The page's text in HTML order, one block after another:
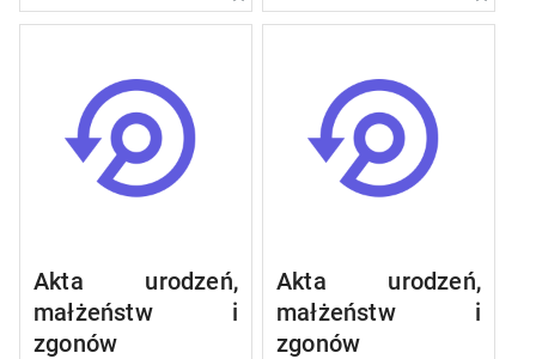
Akta urodzeń,
małżeństw i
zgonów
Akta urodzeń,
małżeństw i
zgonów